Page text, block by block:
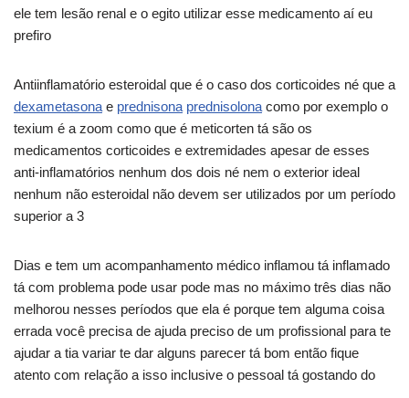
ele tem lesão renal e o egito utilizar esse medicamento aí eu
prefiro
Antiinflamatório esteroidal que é o caso dos corticoides né que a
dexametasona e prednisona prednisolona como por exemplo o
texium é a zoom como que é meticorten tá são os
medicamentos corticoides e extremidades apesar de esses
anti-inflamatórios nenhum dos dois né nem o exterior ideal
nenhum não esteroidal não devem ser utilizados por um período
superior a 3
Dias e tem um acompanhamento médico inflamou tá inflamado
tá com problema pode usar pode mas no máximo três dias não
melhorou nesses períodos que ela é porque tem alguma coisa
errada você precisa de ajuda preciso de um profissional para te
ajudar a tia variar te dar alguns parecer tá bom então fique
atento com relação a isso inclusive o pessoal tá gostando do